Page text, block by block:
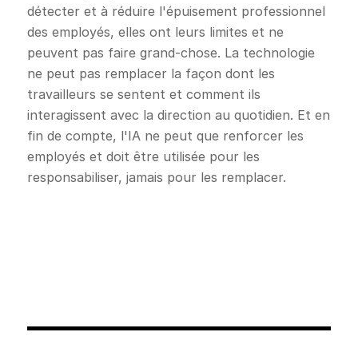
détecter et à réduire l'épuisement professionnel
des employés, elles ont leurs limites et ne
peuvent pas faire grand-chose. La technologie
ne peut pas remplacer la façon dont les
travailleurs se sentent et comment ils
interagissent avec la direction au quotidien. Et en
fin de compte, l'IA ne peut que renforcer les
employés et doit être utilisée pour les
responsabiliser, jamais pour les remplacer.